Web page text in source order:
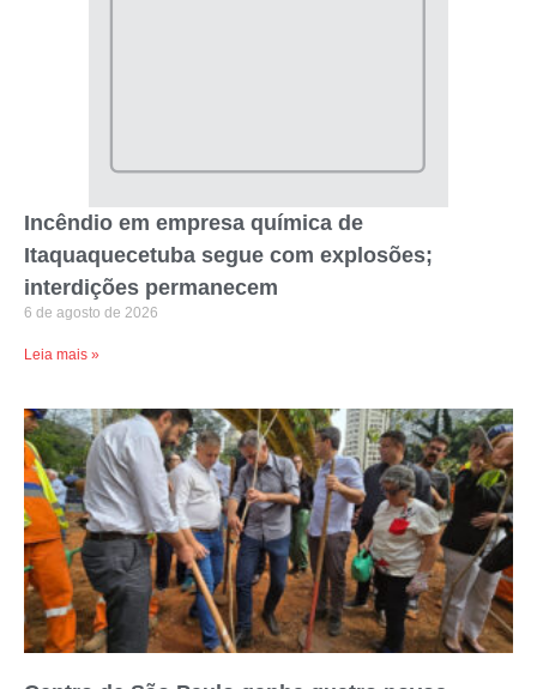
Incêndio em empresa química de
Itaquaquecetuba segue com explosões;
interdições permanecem
6 de agosto de 2026
Leia mais »